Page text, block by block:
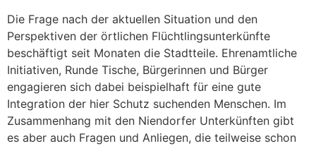
Die Frage nach der aktuellen Situation und den
Perspektiven der örtlichen Flüchtlingsunterkünfte
beschäftigt seit Monaten die Stadtteile. Ehrenamtliche
Initiativen, Runde Tische, Bürgerinnen und Bürger
engagieren sich dabei beispielhaft für eine gute
Integration der hier Schutz suchenden Menschen. Im
Zusammenhang mit den Niendorfer Unterkünften gibt
es aber auch Fragen und Anliegen, die teilweise schon